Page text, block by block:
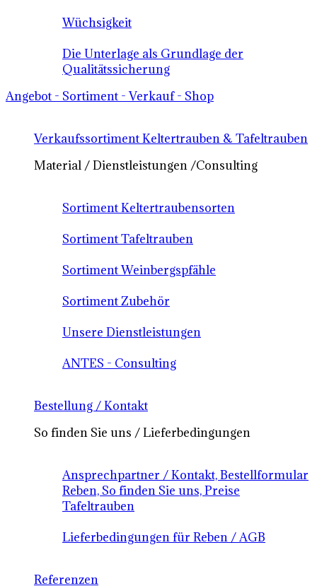
Wüchsigkeit
Die Unterlage als Grundlage der
Qualitätssicherung
Angebot - Sortiment - Verkauf - Shop
Verkaufssortiment Keltertrauben & Tafeltrauben
Material / Dienstleistungen /Consulting
Sortiment Keltertraubensorten
Sortiment Tafeltrauben
Sortiment Weinbergspfähle
Sortiment Zubehör
Unsere Dienstleistungen
ANTES - Consulting
Bestellung / Kontakt
So finden Sie uns / Lieferbedingungen
Ansprechpartner / Kontakt, Bestellformular
Reben, So finden Sie uns, Preise
Tafeltrauben
Lieferbedingungen für Reben / AGB
Referenzen